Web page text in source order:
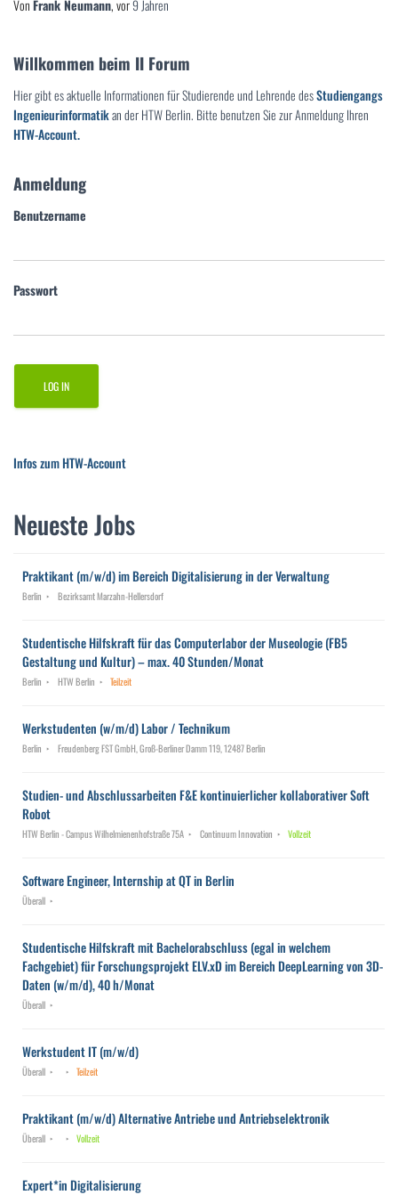
VonFrank Neumann, vor9 Jahren
Willkommen beim II Forum
Hier gibt es aktuelle Informationen für Studierende und Lehrende desStudiengangs
Ingenieurinformatikan der HTW Berlin. Bitte benutzen Sie zur Anmeldung Ihren
HTW-Account.
Anmeldung
Benutzername
Passwort
Infos zum HTW-Account
Neueste Jobs
Praktikant (m/w/d) im Bereich Digitalisierung in der Verwaltung
Berlin Bezirksamt Marzahn-Hellersdorf
Studentische Hilfskraft für das Computerlabor der Museologie (FB5
Gestaltung und Kultur) – max. 40 Stunden/Monat
Berlin HTW Berlin Teilzeit
Werkstudenten (w/m/d) Labor / Technikum
Berlin Freudenberg FST GmbH, Groß-Berliner Damm 119, 12487 Berlin
Studien- und Abschlussarbeiten F&E kontinuierlicher kollaborativer Soft
Robot
HTW Berlin - Campus Wilhelmienenhofstraße 75A Continuum Innovation Vollzeit
Software Engineer, Internship at QT in Berlin
Überall
Studentische Hilfskraft mit Bachelorabschluss (egal in welchem
Fachgebiet) für Forschungsprojekt ELV.xD im Bereich DeepLearning von 3D-
Daten (w/m/d), 40 h/Monat
Überall
Werkstudent IT (m/w/d)
Überall Teilzeit
Praktikant (m/w/d) Alternative Antriebe und Antriebselektronik
Überall Vollzeit
Expert*in Digitalisierung